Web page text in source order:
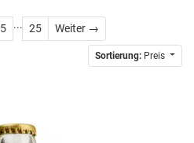
5 ... 25 Weiter →
Sortierung: Preis